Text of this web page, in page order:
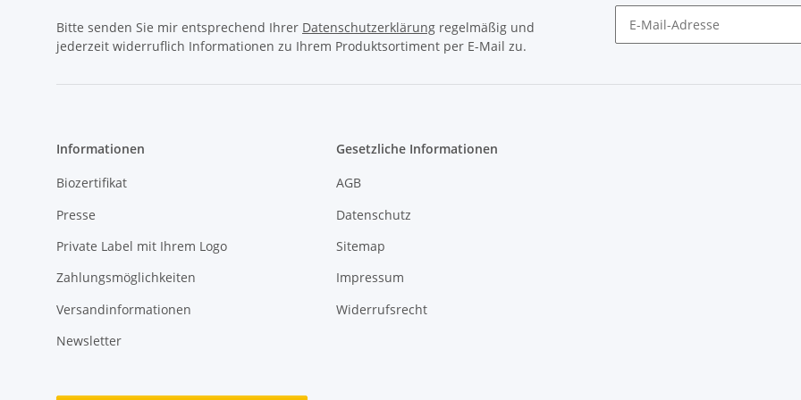
Bitte senden Sie mir entsprechend Ihrer Datenschutzerklärung regelmäßig und
jederzeit widerruflich Informationen zu Ihrem Produktsortiment per E-Mail zu.
Informationen
Biozertifikat
Presse
Private Label mit Ihrem Logo
Zahlungsmöglichkeiten
Versandinformationen
Newsletter
Gesetzliche Informationen
AGB
Datenschutz
Sitemap
Impressum
Widerrufsrecht